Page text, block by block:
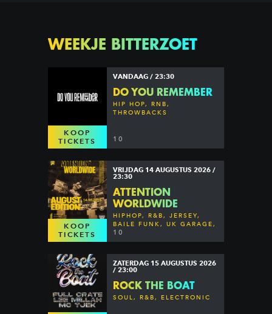
WEEKJE BITTERZOET
KOOP
TICKETS
VANDAAG / 23:30
DO YOU REMEMBER
HIP HOP, RNB,
THROWBACKS
10
KOOP
TICKETS
VRIJDAG 14 AUGUSTUS 2026 /
23:30
ATTENTION
WORLDWIDE
HIPHOP, R&B, JERSEY,
BAILE FUNK, UK GARAGE,
DANCEHALL & MORE
10
ZATERDAG 15 AUGUSTUS 2026
/ 23:00
ROCK THE BOAT
SOUL, R&B, ELECTRONIC